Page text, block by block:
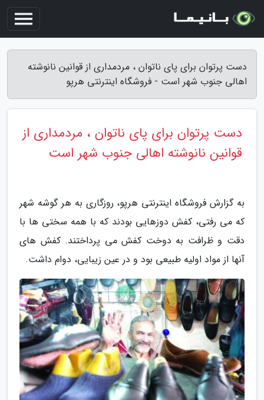
دست پرتوان برای پای ناتوان ، مردمداری از قوانین نانوشته
اهالی جنوب شهر است - فروشگاه اینترنتی هرپو
دست پرتوان برای پای ناتوان ، مردمداری از
قوانین نانوشته اهالی جنوب شهر است
به گزارش فروشگاه اینترنتی هرپو، روزگاری به هر گوشه شهر
که می رفتی، کفش دوزهایی بودند که با همه سختی ها با
دقت و ظرافت به دوخت کفش می پرداختند. کفش های
آنها از مواد اولیه طبیعی بود و در عین زیبایی، دوام داشت.